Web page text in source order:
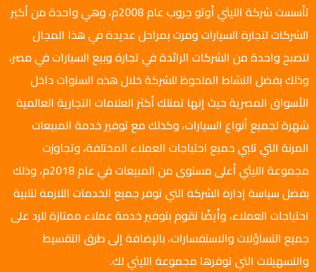
تأسست شركة الليثي أوتو جروب عام 2008م، وهي واحدة من أكبر
الشركات لتجارة السيارات ومرت بمراحل عديدة في هذا المجال
لتصبح واحدة من الشركات الرائدة في تجارة وبيع السيارات في مصر،
وذلك بفضل النشاط الملحوظ للشركة خلال هذه السنوات داخل
الأسواق المصرية حيث إنها تمتلك أكثر العلامات التجارية العالمية
شهرة لجميع أنواع السيارات، وكذلك مع توفير خدمة المبيعات
المرنة التي تلبي جميع احتياجات العملاء المختلفة، وتجاوزت
مجموعة الليثي أعلى مستوى من المبيعات في عام 2018م، وذلك
بفضل سياسة إدارة الشركة التي توفر جميع الخدمات اللازمة لتلبية
احتياجات العملاء، وأيضًا نقوم بتوفير خدمة عملاء ممتازة للرد على
جميع التساؤلات والاستفسارات، بالإضافة إلى طرق التقسيط
والتسهيلات التي توفرها مجموعة الليثي لك.